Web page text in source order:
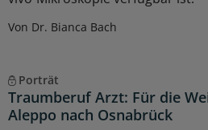
Von Dr. Bianca Bach
Porträt
Traumberuf Arzt: Für die
Aleppo nach Osnabrück